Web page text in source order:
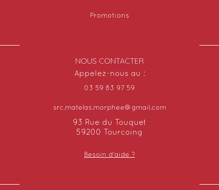
Promotions
NOUS CONTACTER
Appelez-nous au :
03 59 83 97 59
src.matelas.morphee@gmail.com
93 Rue du Touquet
59200 Tourcoing
Besoin d'aide ?